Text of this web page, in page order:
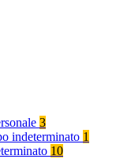
3
indeterminato 1
10